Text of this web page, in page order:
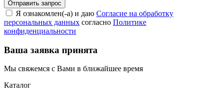
Я ознакомлен(-а) и даю Согласие на обработку
персональных данных согласно Политике
конфиденциальности
Ваша заявка принята
Мы свяжемся с Вами в ближайшее время
Каталог